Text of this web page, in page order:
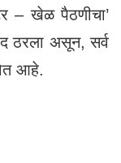
– खेळ पैठणीचा’
ठरला असून, सर्व
आहे.